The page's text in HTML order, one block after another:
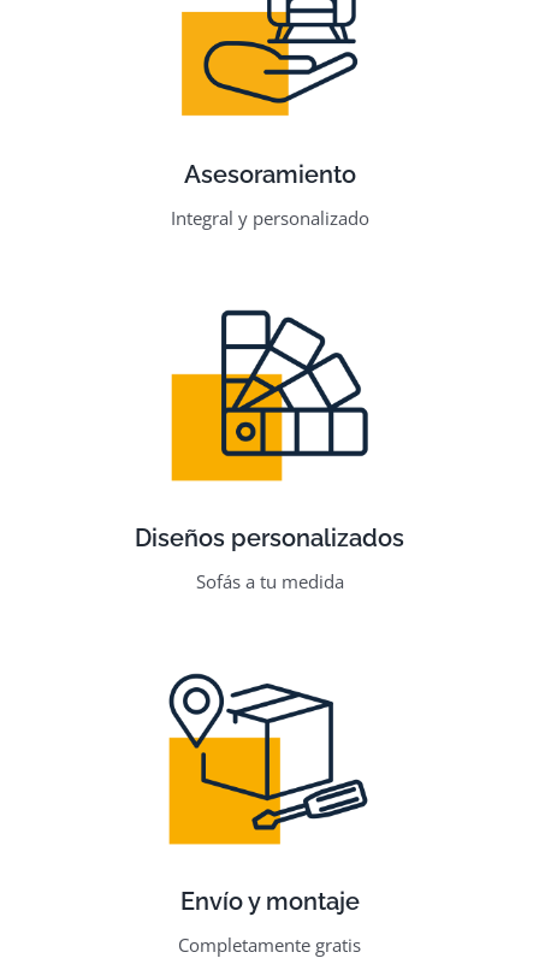
Asesoramiento
Integral y personalizado
Diseños personalizados
Sofás a tu medida
Envío y montaje
Completamente gratis